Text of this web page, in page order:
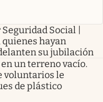
Social |
quienes hayan
su jubilación
un terreno vacío.
voluntarios le
de plástico